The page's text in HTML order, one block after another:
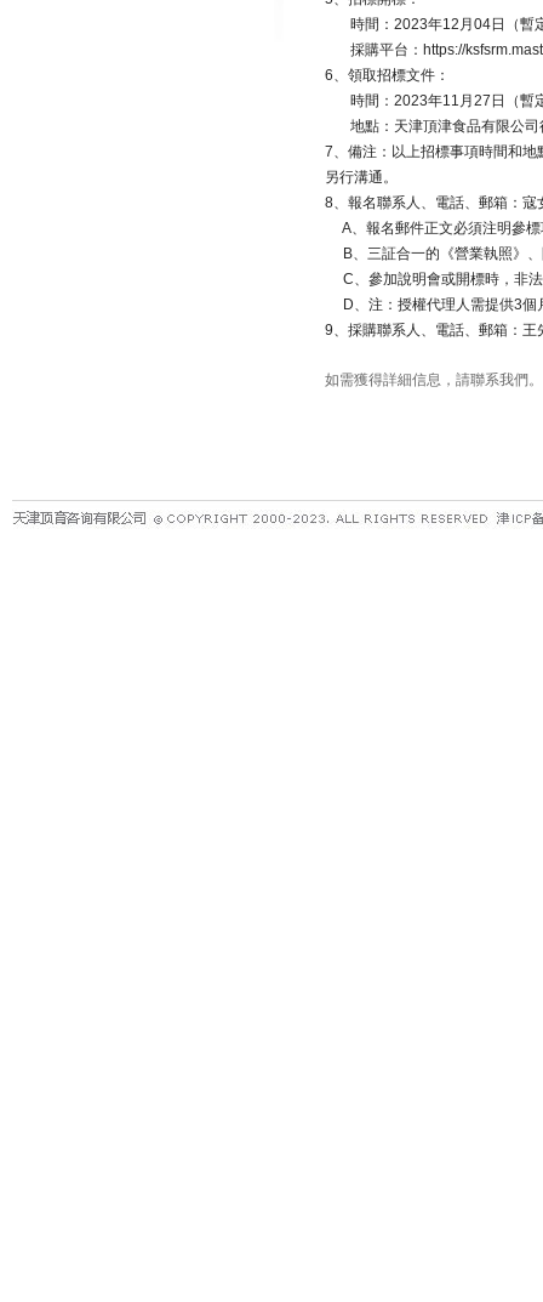
時間： 2023年12 月 04日（暫
採購平台： https://
6、領取招標文件：
時間： 2023年11 月 27 日（暫
地點：天津頂津食品有限公司
7、備注：以上招標事項時間和
另行溝通。
8、報名聯系人、電話、郵箱：寇
A、報名郵件正文必須注明參
B、三証合一的《營業執照》
C、參加說明會或開標時，非
D、注：授權代理人需提供3個
9、採購聯系人、電話、郵箱：王
如需獲得詳細信息，請聯系我們。